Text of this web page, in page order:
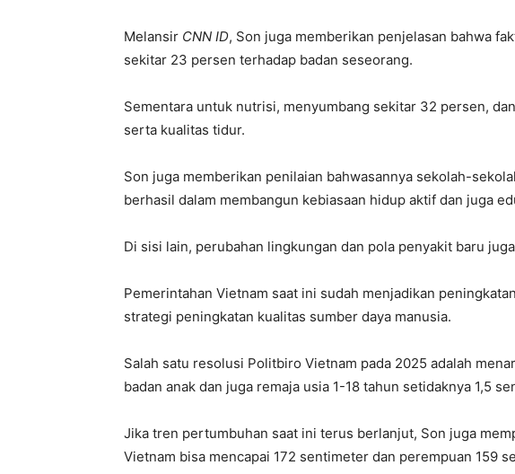
Melansir CNN ID, Son juga memberikan penjelasan bahwa
sekitar 23 persen terhadap badan seseorang.
Sementara untuk nutrisi, menyumbang sekitar 32 persen,
serta kualitas tidur.
Son juga memberikan penilaian bahwasannya sekolah-
berhasil dalam membangun kebiasaan hidup aktif dan juga
Di sisi lain, perubahan lingkungan dan pola penyakit baru
Pemerintahan Vietnam saat ini sudah menjadikan
strategi peningkatan kualitas sumber daya manusia.
Salah satu resolusi Politbiro Vietnam pada 2025 adalah
badan anak dan juga remaja usia 1-18 tahun setidaknya 1,5
Jika tren pertumbuhan saat ini terus berlanjut, Son juga
Vietnam bisa mencapai 172 sentimeter dan perempuan 159